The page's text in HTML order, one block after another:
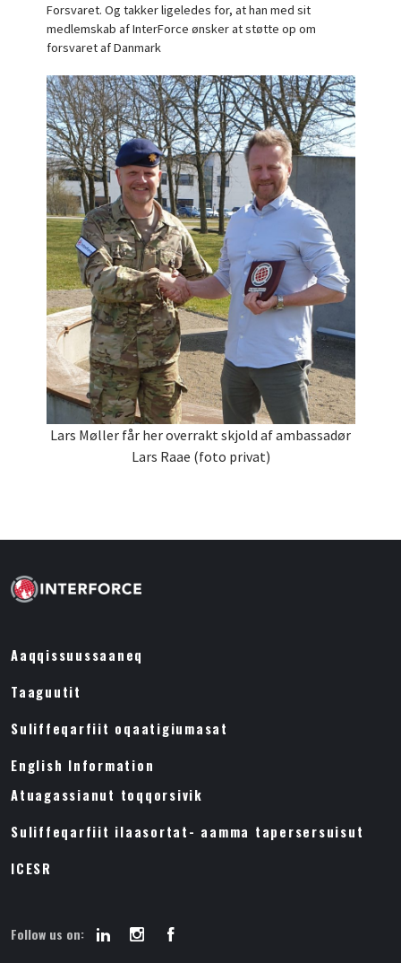
Forsvaret. Og takker ligeledes for, at han med sit
medlemskab af InterForce ønsker at støtte op om
forsvaret af Danmark
Lars Møller får her overrakt skjold af ambassadør
Lars Raae (foto privat)
Aaqqissuussaaneq
Taaguutit
Suliffeqarfiit oqaatigiumasat
English Information
Atuagassianut toqqorsivik
Suliffeqarfiit ilaasortat- aamma tapersersuisut
ICESR
Follow us on: